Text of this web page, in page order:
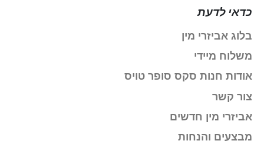
כדאי לדעת
בלוג אביזרי מין
משלוח מיידי
אודות חנות סקס סופר טויס
צור קשר
אביזרי מין חדשים
מבצעים והנחות